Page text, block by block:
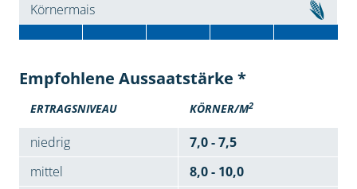
Körnermais
Empfohlene Aussaatstärke *
ERTRAGSNIVEAU KÖRNER/M2
niedrig
7,0 - 7,5
mittel
8,0 - 10,0